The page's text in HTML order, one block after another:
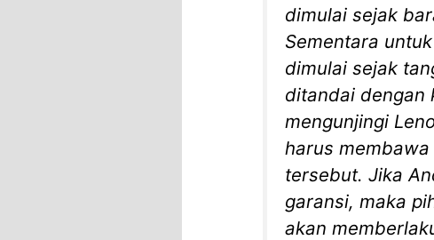
dimulai sejak
Sementara
dimulai sejak
ditandai dengan
mengunjingi
harus
tersebut. Jika
garansi, maka
akan